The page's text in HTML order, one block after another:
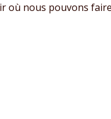
où nous pouvons